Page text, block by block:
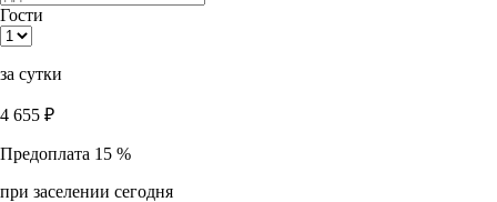
Гости
за сутки
4 655 ₽
Предоплата 15 %
при заселении сегодня